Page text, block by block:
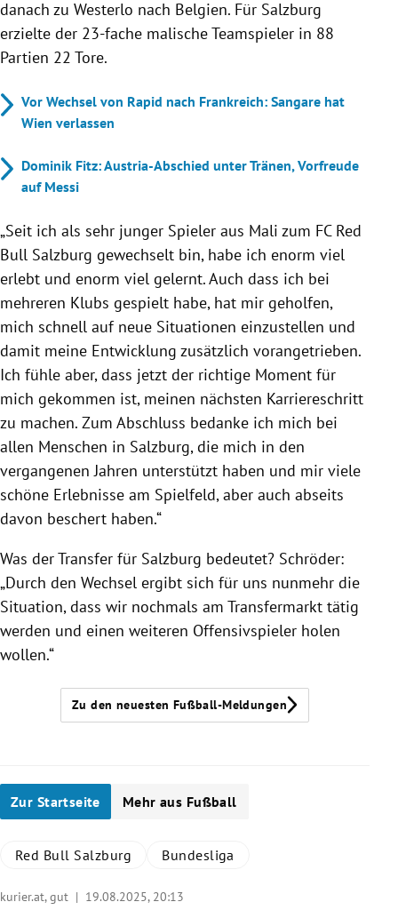
danach zu Westerlo nach Belgien. Für Salzburg
erzielte der 23-fache malische Teamspieler in 88
Partien 22 Tore.
Vor Wechsel von Rapid nach Frankreich: Sangare hat
Wien verlassen
Dominik Fitz: Austria-Abschied unter Tränen, Vorfreude
auf Messi
„Seit ich als sehr junger Spieler aus Mali zum FC Red
Bull Salzburg gewechselt bin, habe ich enorm viel
erlebt und enorm viel gelernt. Auch dass ich bei
mehreren Klubs gespielt habe, hat mir geholfen,
mich schnell auf neue Situationen einzustellen und
damit meine Entwicklung zusätzlich vorangetrieben.
Ich fühle aber, dass jetzt der richtige Moment für
mich gekommen ist, meinen nächsten Karriereschritt
zu machen. Zum Abschluss bedanke ich mich bei
allen Menschen in Salzburg, die mich in den
vergangenen Jahren unterstützt haben und mir viele
schöne Erlebnisse am Spielfeld, aber auch abseits
davon beschert haben.“
Was der Transfer für Salzburg bedeutet? Schröder:
„Durch den Wechsel ergibt sich für uns nunmehr die
Situation, dass wir nochmals am Transfermarkt tätig
werden und einen weiteren Offensivspieler holen
wollen.“
Zu den neuesten Fußball-Meldungen
Zur Startseite Mehr aus Fußball
Red Bull Salzburg Bundesliga
kurier.at, gut | 19.08.2025, 20:13